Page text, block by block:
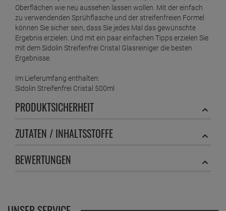
Oberflächen wie neu aussehen lassen wollen. Mit der einfach
zu verwendenden Sprühflasche und der streifenfreien Formel
können Sie sicher sein, dass Sie jedes Mal das gewünschte
Ergebnis erzielen. Und mit ein paar einfachen Tipps erzielen Sie
mit dem Sidolin Streifenfrei Cristal Glasreiniger die besten
Ergebnisse.
Im Lieferumfang enthalten:
Sidolin Streifenfrei Cristal 500ml
PRODUKTSICHERHEIT
ZUTATEN / INHALTSSTOFFE
BEWERTUNGEN